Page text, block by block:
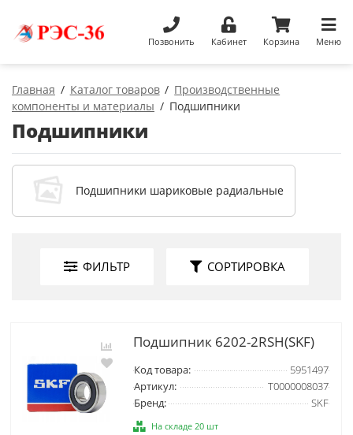
Позвонить Кабинет Корзина Меню
Главная Каталог товаров
Производственные
компоненты и материалы
Подшипники
Подшипники
Подшипники шариковые радиальные
ФИЛЬТР СОРТИРОВКА
Подшипник 6202-2RSH(SKF)
Код товара:
5951497
Артикул:
Т0000008037
Бренд:
SKF
На складе 20 шт